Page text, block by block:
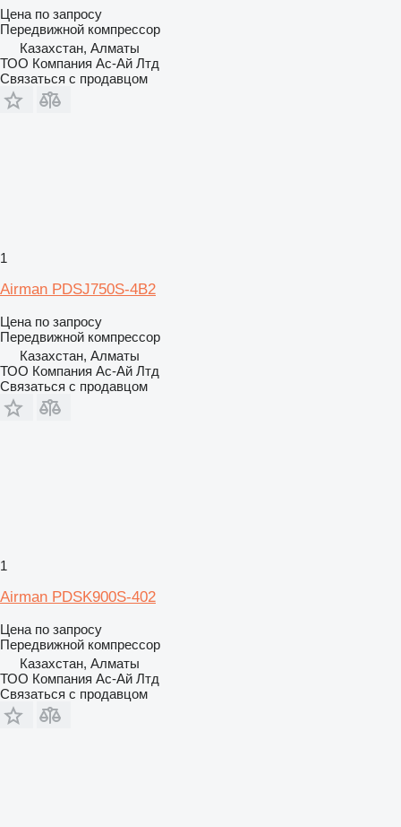
Цена по запросу
Передвижной компрессор
Казахстан, Алматы
ТОО Компания Ас-Ай Лтд
Связаться с продавцом
1
Airman PDSJ750S-4B2
Цена по запросу
Передвижной компрессор
Казахстан, Алматы
ТОО Компания Ас-Ай Лтд
Связаться с продавцом
1
Airman PDSK900S-402
Цена по запросу
Передвижной компрессор
Казахстан, Алматы
ТОО Компания Ас-Ай Лтд
Связаться с продавцом